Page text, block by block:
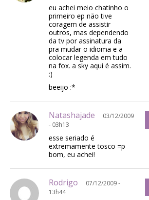
eu achei meio chatinho o
primeiro ep não tive
coragem de assistir
outros, mas dependendo
da tv por assinatura da
pra mudar o idioma e a
colocar legenda em tudo
na fox. a sky aqui é assim.
:)
beeijo :*
Natashajade
03/12/2009
- 03h13
esse seriado é
extremamente tosco =p
bom, eu achei!
Rodrigo
07/12/2009 -
13h44